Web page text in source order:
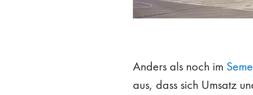
Anders als noch im
aus, dass sich Umsatz